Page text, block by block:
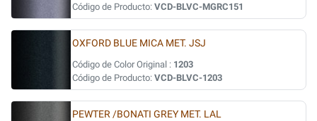
Código de Producto: VCD-BLVC-MGRC151
OXFORD BLUE MICA MET. JSJ
Código de Color Original : 1203
Código de Producto: VCD-BLVC-1203
PEWTER /BONATI GREY MET. LAL